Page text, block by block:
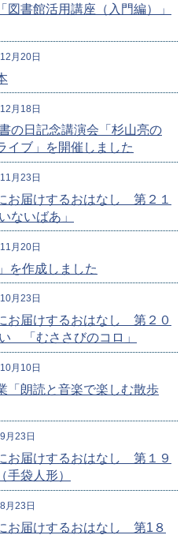
書館活用講座（入門編）」
月20日
月18日
の日記念講演会「杉山亮の
イブ」を開催しました
月23日
お届けするおはなし 第２１
ないばあ」
月20日
を作成しました
月23日
お届けするおはなし 第２０
「むささびのコロ」
月10日
「朗読と音楽で楽しむ散歩
月23日
お届けするおはなし 第１９
袋人形）
月23日
お届けするおはなし 第1８